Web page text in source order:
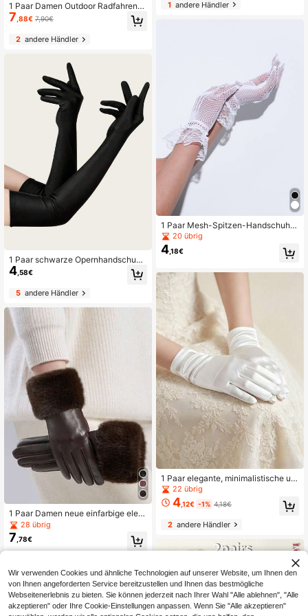
1 Paar Damen Outdoor Radfahren
Motorrad Fahrhandschuhe, thermis
ch gefüttert, dickes Leder, Winter
7 ,88€ 7,90€
2andere Händler
1 Paar schwarze Opernhandschuhe
für Frauen 1920 Stücke Jahre Absc
hlussball Partyhandschuhe Hochze
itskleid Spandex Lange Handschuh
4 ,58€
5andere Händler
1 Paar Damen neue einfarbige eleg
ante Lässig Street Polyester Fingerl
ose Handschuhe, Herbst/Winter
28 übrig
7 ,78€
Reisen, Festivals
1andere Händler
1 Paar Mesh-Spitzen-Handschuhe
(Blumenmuster und Platzierung auf
den Handschuhen sind zufällig)
20 übrig
4,18€
1 Paar elegante, minimalistische un
d vielseitige kurze Brauthandschuh
e, geeignet für Hochzeiten, Bankett
e, Cosplay, Partys, Fotostudios und
22 übrig
4,12€ -1% 4,18€
2andere Händler
Wir verwenden Cookies und ähnliche Technologien auf unserer Website, um Ihnen den
von Ihnen angeforderten Service bereitzustellen und Ihnen das bestmögliche
Webseitenerlebnis zu bieten. Sie können jederzeit nach Ihrer Wahl "Alle ablehnen", "Alle
akzeptieren" oder Ihre Cookie-Einstellungen anpassen. Wenn Sie "Alle akzeptieren"